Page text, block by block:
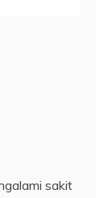
sakit